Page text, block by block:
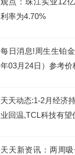
观点：珠江实业12
利率为4.70%
每日消息!周生生铂
年03月24日）参考价
天天动态:1-2月经济
业回温,TCL科技有望
天天新资讯：两周